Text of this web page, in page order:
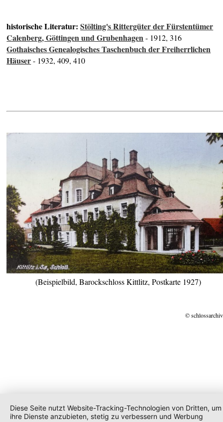
historische Literatur:Stölting's Rittergüter der Fürstentümer
Calenberg, Göttingen und Grubenhagen- 1912, 316
Gothaisches Genealogisches Taschenbuch der Freiherrlichen
Häuser- 1932, 409, 410
(Beispielbild, Barockschloss Kittlitz, Postkarte 1927)
©
Diese Seite nutzt Website-Tracking-Technologien von Dritten, um
ihre Dienste anzubieten, stetig zu verbessern und Werbung